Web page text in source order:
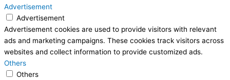
Advertisement
Advertisement
Advertisement cookies are used to provide visitors with relevant
ads and marketing campaigns. These cookies track visitors across
websites and collect information to provide customized ads.
Others
Others